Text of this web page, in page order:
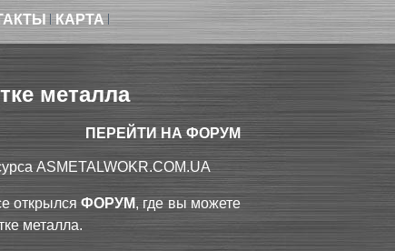
КАРТА
металла
ПЕРЕЙТИ НА ФОРУМ
ASMETALWOKR.COM.UA
открылсяФОРУМ, где вы можете
металла.